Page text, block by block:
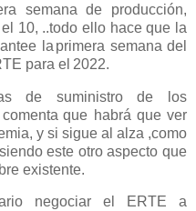
semana de
producción,
10, ..todo ello hace que la
la primera semana del
para el 2022.
de suministro de
los
comenta que habrá que ver
y si sigue al alza ,como
este otro aspecto que
existente.
negociar el ERTE a